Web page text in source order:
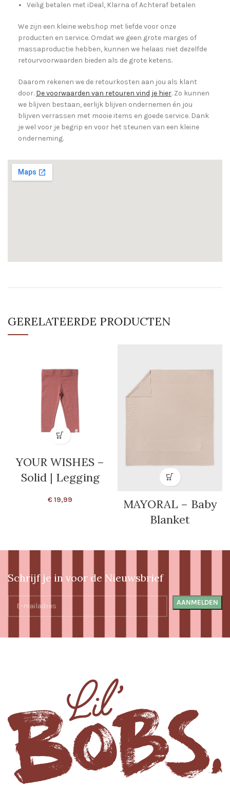
Veilig betalen met iDeal, Klarna of Achteraf betalen
We zijn een kleine webshop met liefde voor onze
producten en service. Omdat we geen grote marges of
massaproductie hebben, kunnen we helaas niet dezelfde
retourvoorwaarden bieden als de grote ketens.
Daarom rekenen we de retourkosten aan jou als klant
door. De voorwaarden van retouren vind je hier. Zo kunnen
we blijven bestaan, eerlijk blijven ondernemen én jou
blijven verrassen met mooie items en goede service. Dank
je wel voor je begrip en voor het steunen van een kleine
onderneming.
GERELATEERDE PRODUCTEN
YOUR WISHES –
Solid | Legging
€19,99
MAYORAL – Baby
Blanket
Schrijf je in voor de Nieuwsbrief